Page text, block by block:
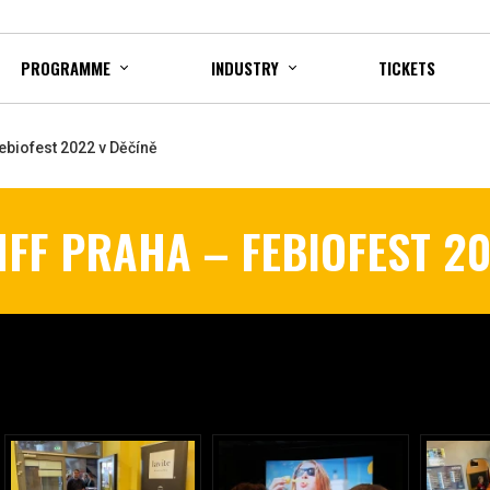
PROGRAMME INDUSTRY TICKETS
2022 v Děčíně
PRAHA – FEBIOFEST